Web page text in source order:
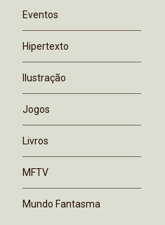
Eventos
Hipertexto
Ilustração
Jogos
Livros
MFTV
Mundo Fantasma